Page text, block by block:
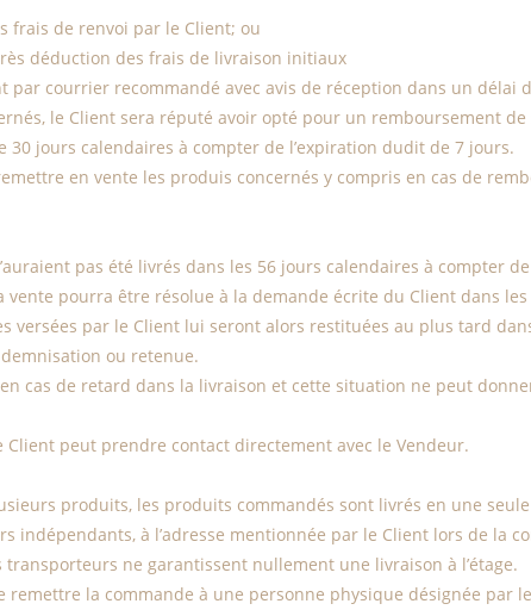
frais de renvoi par le Client; ou
déduction des frais de livraison initiaux
courrier recommandé avec avis de réception dans un délai
le Client sera réputé avoir opté pour un remboursement
jours calendaires à compter de l’expiration dudit de 7 jours.
en vente les produis concernés y compris en cas de
pas été livrés dans les 56 jours calendaires à compter
pourra être résolue à la demande écrite du Client dans
versées par le Client lui seront alors restituées au plus tard
ou retenue.
cas de retard dans la livraison et cette situation ne peut
Client peut prendre contact directement avec le Vendeur.
produits, les produits commandés sont livrés en une
indépendants, à l’adresse mentionnée par le Client lors de la
ne garantissent nullement une livraison à l’étage.
la commande à une personne physique désignée par